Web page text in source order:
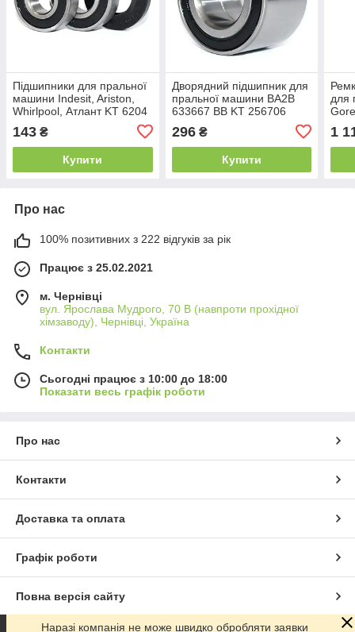
Підшипники для пральної
машини Indesit, Ariston,
Whirlpool, Атлант KT 6204
2RS, 6205 2RS, сальник
30x52x8.5/10.5
143 ₴
Купити
Дворядний підшипник для
пральної машини BA2B
633667 BB KT 256706
296₴
Купити
для
1
Про нас
100% позитивних з 222 відгуків за рік
Працює з 25.02.2021
м. Чернівці
вул. Ярослава Мудрого, 70 В (навпроти прохідної
хімзаводу), Чернівці, Україна
Контакти
Сьогодні працює з 10:00 до 18:00
Показати весь графік роботи
Про нас
Контакти
Доставка та оплата
Графік роботи
Повна версія сайту
Наразі компанія не може швидко обробляти заявки